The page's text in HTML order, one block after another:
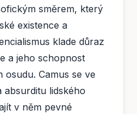
směrem, který
existence a
klade důraz
a jeho schopnost
Camus se ve
absurditu lidského
v něm pevné